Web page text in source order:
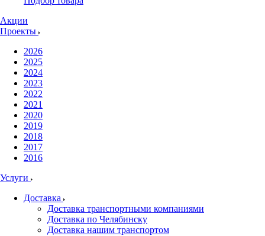
Акции
Проекты
2026
2025
2024
2023
2022
2021
2020
2019
2018
2017
2016
Услуги
Доставка
Доставка транспортными компаниями
Доставка по Челябинску
Доставка нашим транспортом